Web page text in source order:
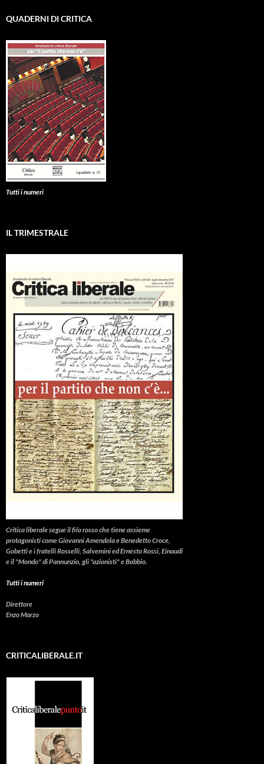
QUADERNI DI CRITICA
Tutti i numeri
IL TRIMESTRALE
Critica liberalesegue il filo rosso che tiene assieme
protagonisti come Giovanni Amendola e Benedetto Croce,
Gobetti e i fratelli Rosselli, Salvemini ed Ernesto Rossi, Einaudi
e il "Mondo" di Pannunzio, gli "azionisti" e Bobbio.
Tutti i numeri
Direttore
Enzo Marzo
CRITICALIBERALE.IT